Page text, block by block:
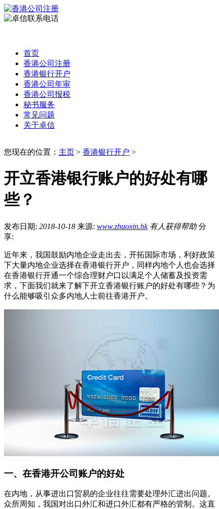
首页
香港公司注册
香港银行开户
香港公司年审
香港公司报税
秘书服务
常见问题
关于卓信
您现在的位置： 主页 > 香港银行开户 >
开立香港银行账户的好处有哪
些？
发布日期: 2018-10-18 来源: www.zhuoxin.hk 有人获得帮助 分
享:
近年来，我国鼓励内地企业走出去，开拓国际市场，利好政策
下大量内地企业选择在香港银行开户，同样内地个人也会选择
在香港银行开通一个综合理财户口以满足个人储蓄及投资需
求，下面我们就来了解下开立香港银行账户的好处有哪些？为
什么能够吸引众多内地人士前往香港开户。
一、在香港开公司账户的好处
在内地，从事进出口贸易的企业往往需要处理外汇进出问题。
众所周知，我国对出口外汇和进口外汇都有严格的管制。这直